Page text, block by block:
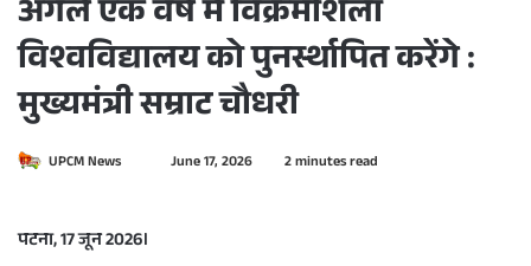
अगले एक वर्ष में विक्रमशिला
विश्वविद्यालय को पुनर्स्थापित करेंगे :
मुख्यमंत्री सम्राट चौधरी
UPCM News
d
June 17, 2026 2 minutes read
पटना, 17 जून 2026।